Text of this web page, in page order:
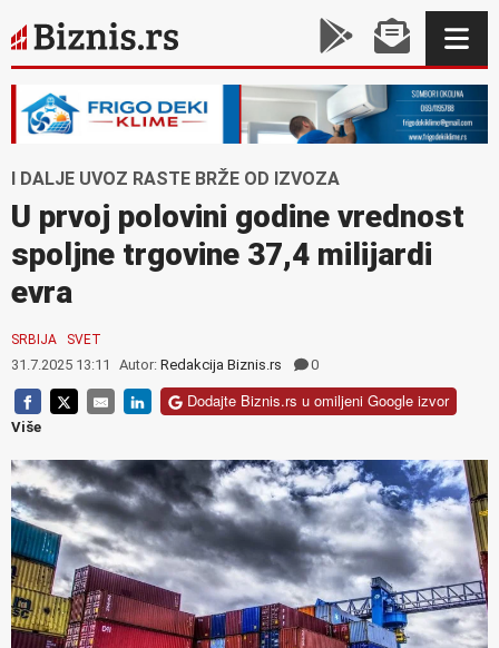
I DALJE UVOZ RASTE BRŽE OD IZVOZA
U prvoj polovini godine vrednost
spoljne trgovine 37,4 milijardi
evra
SRBIJA SVET
31.7.2025 13:11 Autor: Redakcija Biznis.rs 0
Dodajte Biznis.rs u omiljeni Google izvor
Više